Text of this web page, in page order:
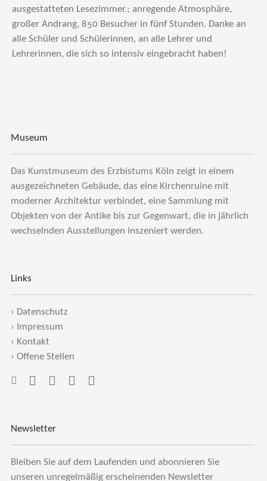
ausgestatteten Lesezimmer.; anregende Atmosphäre,
großer Andrang, 850 Besucher in fünf Stunden. Danke an
alle Schüler und Schülerinnen, an alle Lehrer und
Lehrerinnen, die sich so intensiv eingebracht haben!
Museum
Das Kunstmuseum des Erzbistums Köln zeigt in einem
ausgezeichneten Gebäude, das eine Kirchenruine mit
moderner Architektur verbindet, eine Sammlung mit
Objekten von der Antike bis zur Gegenwart, die in jährlich
wechselnden Ausstellungen inszeniert werden.
Links
› Datenschutz
›
Impressum
› Kontakt
› Offene Stellen
Newsletter
Bleiben Sie auf dem Laufenden und abonnieren Sie
unseren unregelmäßig erscheinenden Newsletter